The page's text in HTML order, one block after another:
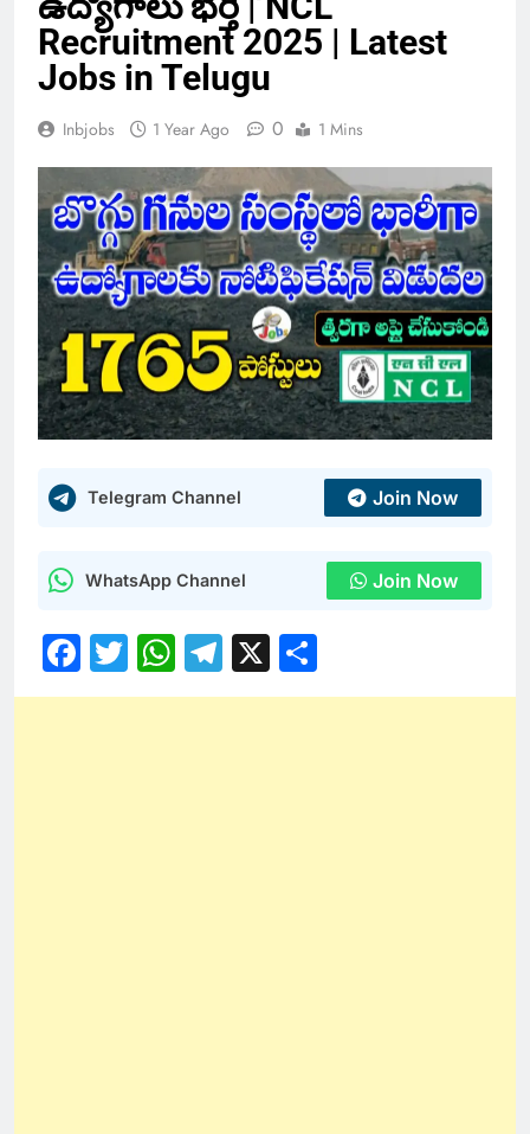
Recruitment 2025 | Latest
Jobs in Telugu
Inbjobs 1 Year Ago 0 1 Mins
Telegram Channel Join Now
WhatsApp Channel Join Now
Facebook
Twitter
WhatsApp
Telegram
X